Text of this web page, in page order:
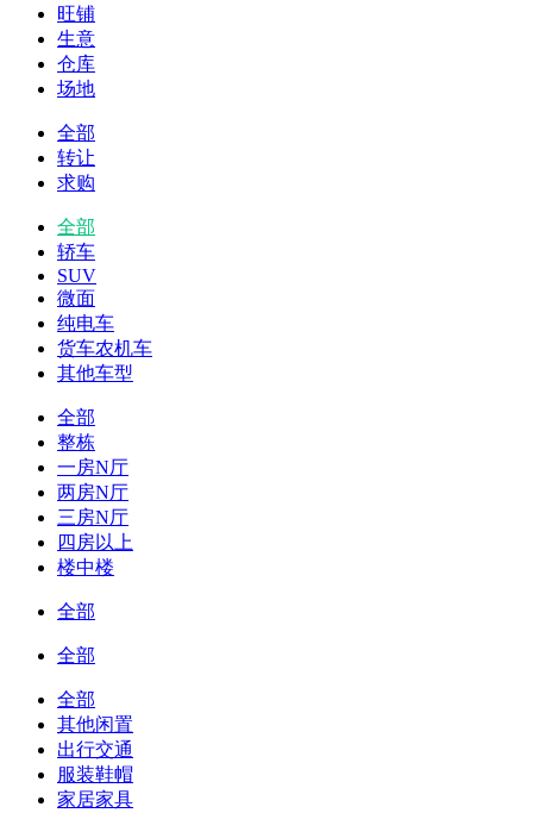
旺铺
生意
仓库
场地
全部
转让
求购
全部
轿车
SUV
微面
纯电车
货车农机车
其他车型
全部
整栋
一房N厅
两房N厅
三房N厅
四房以上
楼中楼
全部
全部
全部
其他闲置
出行交通
服装鞋帽
家居家具